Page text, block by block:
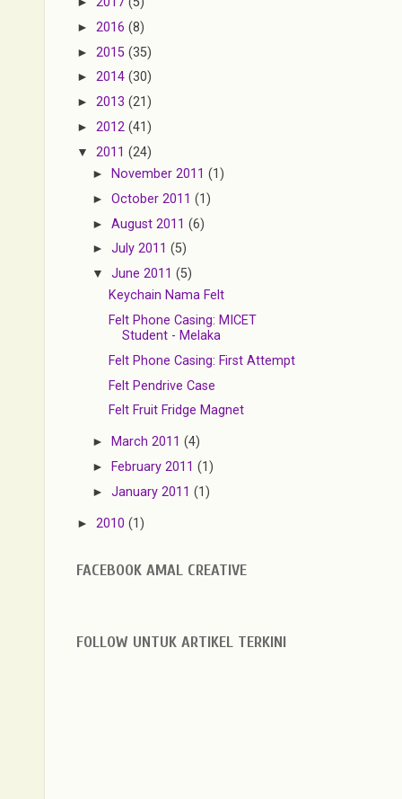
► 2016 (8)
► 2015 (35)
► 2014 (30)
► 2013 (21)
► 2012 (41)
▼ 2011 (24)
► November 2011(1)
►October 2011(1)
►August 2011(6)
►July 2011(5)
▼June 2011(5)
Keychain Nama Felt
Felt Phone Casing: MICET
Student - Melaka
Felt Phone Casing: First Attempt
Felt Pendrive Case
Felt Fruit Fridge Magnet
► March 2011(4)
► February 2011(1)
►January 2011(1)
► 2010 (1)
FACEBOOK AMAL CREATIVE
FOLLOW UNTUK ARTIKEL TERKINI